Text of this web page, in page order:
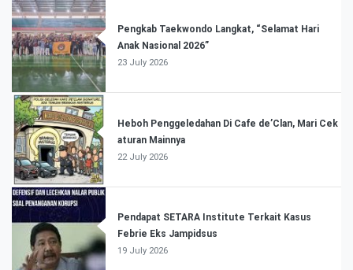
Pengkab Taekwondo Langkat, “Selamat Hari
Anak Nasional 2026”
23 July 2026
Heboh Penggeledahan Di Cafe de’Clan, Mari Cek
aturan Mainnya
22 July 2026
Pendapat SETARA Institute Terkait Kasus
Febrie Eks Jampidsus
19 July 2026